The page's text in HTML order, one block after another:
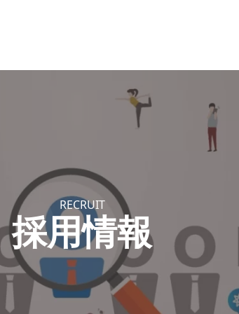
RECRUIT
採用情報